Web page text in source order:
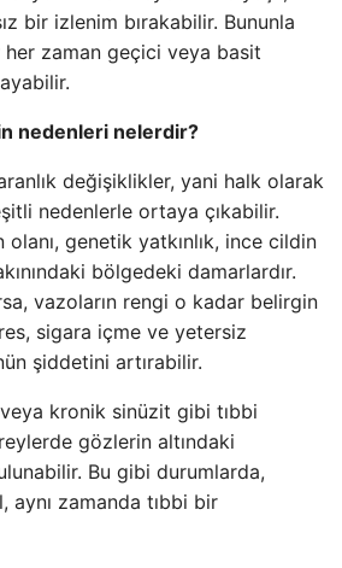
bir izlenim bırakabilir. Bununla
zaman geçici veya basit
nedenleri nelerdir?
değişiklikler, yani halk olarak
nedenlerle ortaya çıkabilir.
olanı, genetik yatkınlık, ince cildin
bölgedeki damarlardır.
vazoların rengi o kadar belirgin
sigara içme ve yetersiz
şiddetini artırabilir.
kronik sinüzit gibi tıbbi
gözlerin altındaki
Bu gibi durumlarda,
aynı zamanda tıbbi bir